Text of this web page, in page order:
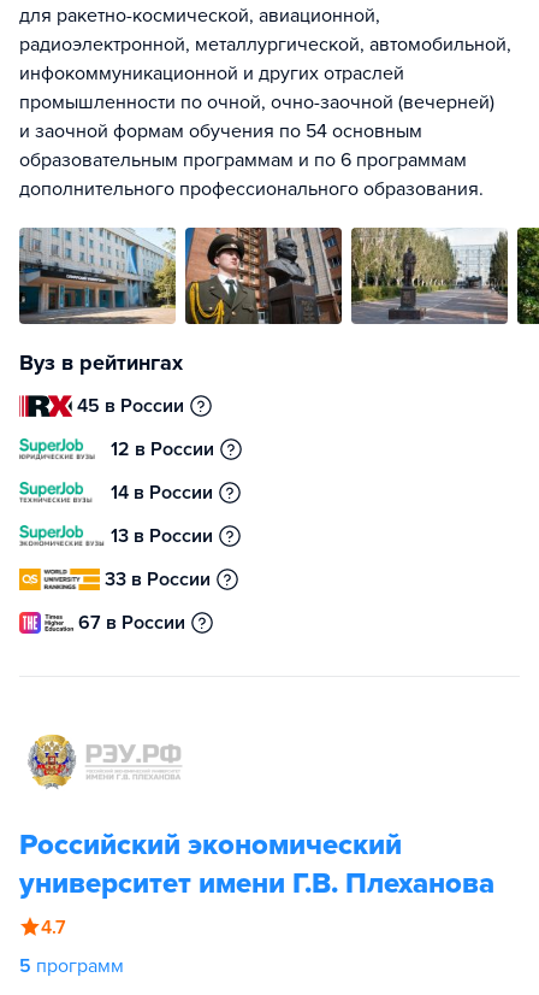
для ракетно-космической, авиационной,
радиоэлектронной, металлургической, автомобильной,
инфокоммуникационной и других отраслей
промышленности по очной, очно-заочной (вечерней)
и заочной формам обучения по 54 основным
образовательным программам и по 6 программам
дополнительного профессионального образования.
Вуз в рейтингах
45 в России
12 в России
14 в России
13 в России
33 в России
67 в России
Российский экономический
университет имени Г.В. Плеханова
4.7
5 программ